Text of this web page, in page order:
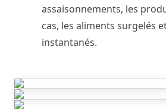
assaisonnements, les
cas, les aliments surgelés
instantanés.